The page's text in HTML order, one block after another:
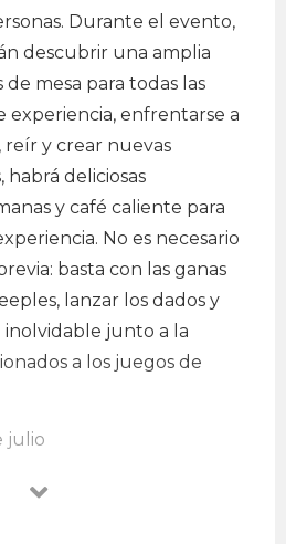
Durante el evento,
descubrir una amplia
mesa para todas las
experiencia, enfrentarse a
reír y crear nuevas
habrá deliciosas
y café caliente para
No es necesario
basta con las ganas
lanzar los dados y
junto a la
a los juegos de
julio
Perú, Jesús Maria